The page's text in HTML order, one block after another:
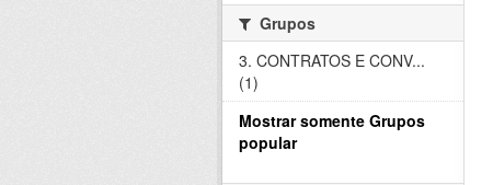
Grupos
3. CONTRATOS E CONV...
(1)
Mostrar somente Grupos
popular